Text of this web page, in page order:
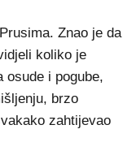
Znao je da
koliko je
osude i pogube,
brzo
zahtijevao